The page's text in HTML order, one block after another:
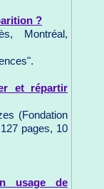
?
Montréal,
et répartir
(Fondation
pages, 10
usage de